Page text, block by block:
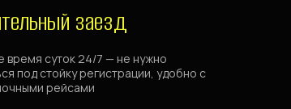
время суток 24/7 — не нужно
под стойку регистрации, удобно с
рейсами
заезд